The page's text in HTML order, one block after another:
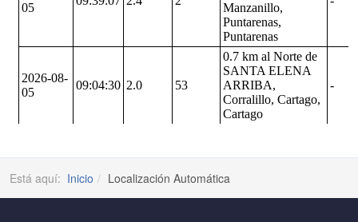
Está aquí: Inicio Localización Automática